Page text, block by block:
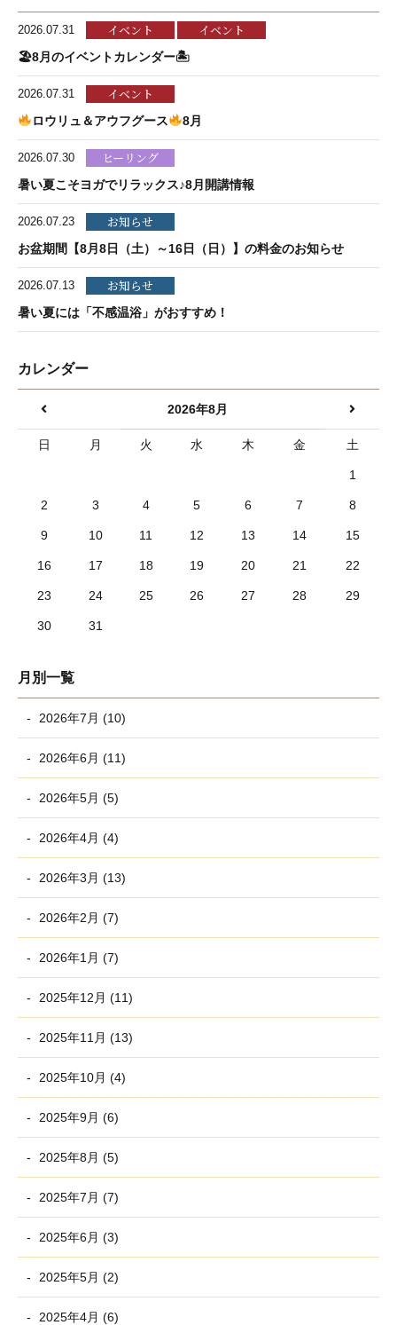
2026.07.31 イベント イベント
🏖8月のイベントカレンダー🏝
2026.07.31 イベント
ロウリュ＆アウフグース 8月
2026.07.30 ヒーリング
暑い夏こそヨガでリラックス♪8月開講情報
2026.07.23 お知らせ
お盆期間【8月8日（土）～16日（日）】の料金のお知らせ
2026.07.13 お知らせ
暑い夏には「不感温浴」がおすすめ！
カレンダー
2026年8月
日 月 火 水 木 金 土
1
2 3 4 5 6 7 8
9 10 11 12 13 14 15
16 17 18 19 20 21 22
23 24 25 26 27 28 29
30 31
月別一覧
2026年7月 (10)
2026年6月 (11)
2026年5月 (5)
2026年4月 (4)
2026年3月 (13)
2026年2月 (7)
2026年1月 (7)
2025年12月 (11)
2025年11月 (13)
2025年10月 (4)
2025年9月 (6)
2025年8月 (5)
2025年7月 (7)
2025年6月 (3)
2025年5月 (2)
2025年4月 (6)